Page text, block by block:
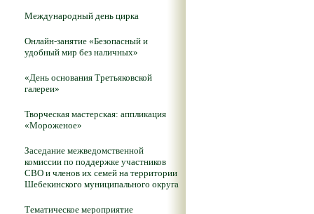
Международный день цирка
Онлайн-занятие «Безопасный и
удобный мир без наличных»
«День основания Третьяковской
галереи»
Творческая мастерская: аппликация
«Мороженое»
Заседание межведомственной
комиссии по поддержке участников
СВО и членов их семей на территории
Шебекинского муниципального округа
Тематическое мероприятие